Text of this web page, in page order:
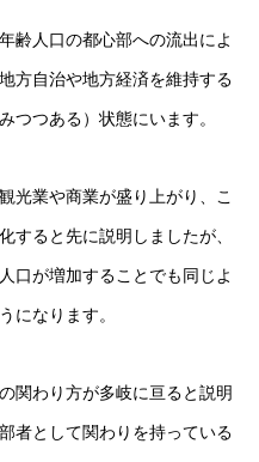
齢人口の都心部への流出によ
方自治や地方経済を維持する
つつある）状態にいます。
光業や商業が盛り上がり、こ
すると先に説明しましたが、
口が増加することでも同じよ
になります。
関わり方が多岐に亘ると説明
者として関わりを持っている